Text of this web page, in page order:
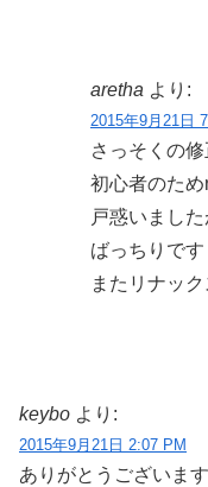
aretha より:
2015年9月21日
さっそくの
初心者のた
戸惑いまし
ばっちりです
またリナッ
keybo より:
2015年9月21日 2:07 PM
ありがとうございま